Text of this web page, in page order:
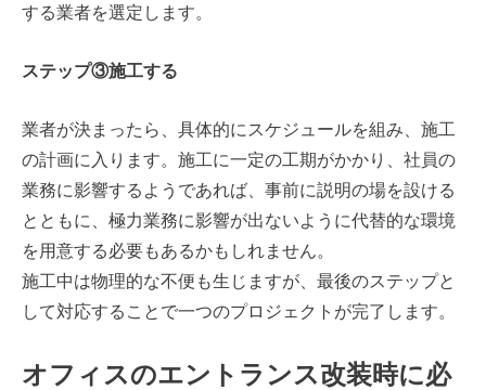
する業者を選定します。
ステップ③施工する
業者が決まったら、具体的にスケジュールを組み、施工
の計画に入ります。施工に一定の工期がかかり、社員の
業務に影響するようであれば、事前に説明の場を設ける
とともに、極力業務に影響が出ないように代替的な環境
を用意する必要もあるかもしれません。
施工中は物理的な不便も生じますが、最後のステップと
して対応することで一つのプロジェクトが完了します。
オフィスのエントランス改装時に必